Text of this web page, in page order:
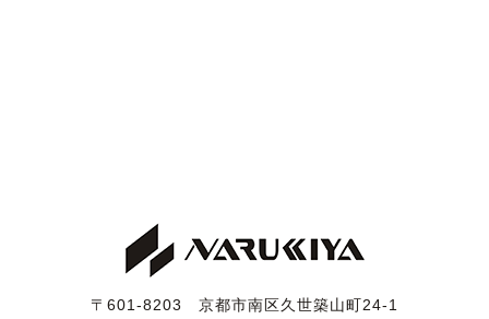
〒601-8203 京都市南区久世築山町24-1